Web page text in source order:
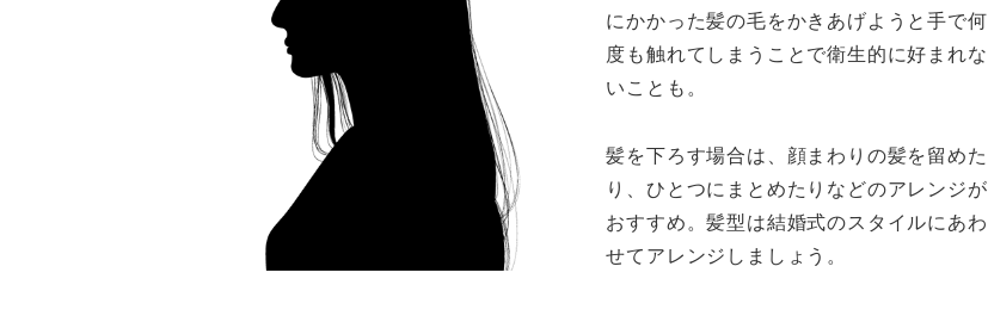
にかかった髪の毛をかきあげようと手で何
度も触れてしまうことで衛生的に好まれな
いことも。
髪を下ろす場合は、顔まわりの髪を留めた
り、ひとつにまとめたりなどのアレンジが
おすすめ。髪型は結婚式のスタイルにあわ
せてアレンジしましょう。